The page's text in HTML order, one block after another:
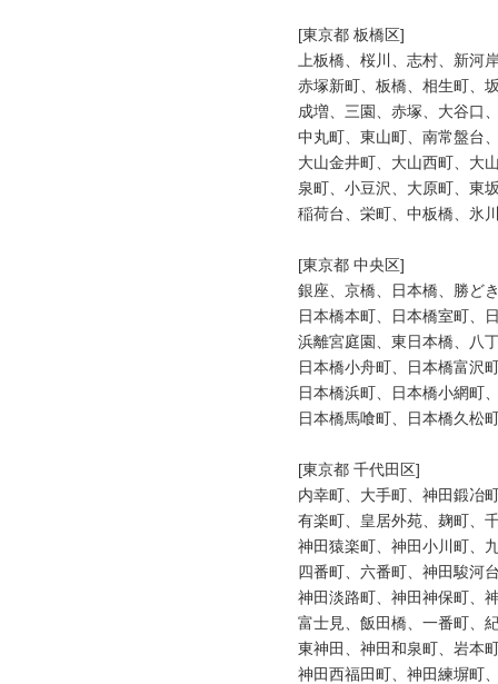
[東京都 板橋区]
上板橋、桜川、志村、新河
赤塚新町、板橋、相生町、
成増、三園、赤塚、大谷口
中丸町、東山町、南常盤台
大山金井町、大山西町、大
泉町、小豆沢、大原町、東
稲荷台、栄町、中板橋、氷
[東京都 中央区]
銀座、京橋、日本橋、勝ど
日本橋本町、日本橋室町、
浜離宮庭園、東日本橋、八
日本橋小舟町、日本橋富沢
日本橋浜町、日本橋小網町
日本橋馬喰町、日本橋久松
[東京都 千代田区]
内幸町、大手町、神田鍛冶
有楽町、皇居外苑、麹町、
神田猿楽町、神田小川町、
四番町、六番町、神田駿河
神田淡路町、神田神保町、
富士見、飯田橋、一番町、
東神田、神田和泉町、岩本
神田西福田町、神田練塀町